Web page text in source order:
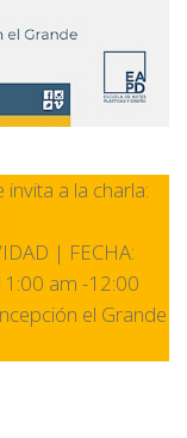
a la charla:
| FECHA:
am -12:00
el Grande